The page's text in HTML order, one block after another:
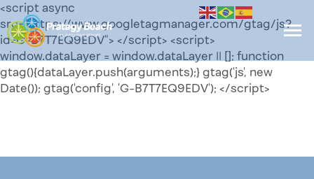
<script async
src="https://www.googletagmanager.com/gtag/js?
id=G-B7T7EQ9EDV"> </script> <script>
window.dataLayer = window.dataLayer || []; function
gtag(){dataLayer.push(arguments);} gtag('js', new
Date()); gtag('config', 'G-B7T7EQ9EDV'); </script>